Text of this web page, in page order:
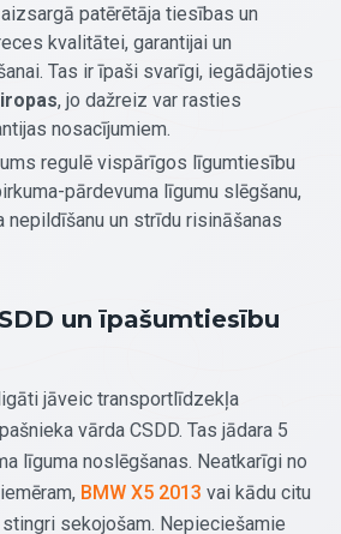
patērētāja tiesības un
kvalitātei, garantijai un
Tas ir īpaši svarīgi, iegādājoties
, jo dažreiz var rasties
nosacījumiem.
regulē vispārīgos līgumtiesību
pārdevuma līgumu slēgšanu,
nepildīšanu un strīdu risināšanas
un īpašumtiesību
jāveic transportlīdzekļa
vārda CSDD. Tas jādara 5
līguma noslēgšanas. Neatkarīgi no
BMW X5 2013 vai kādu citu
sekojošam. Nepieciešamie